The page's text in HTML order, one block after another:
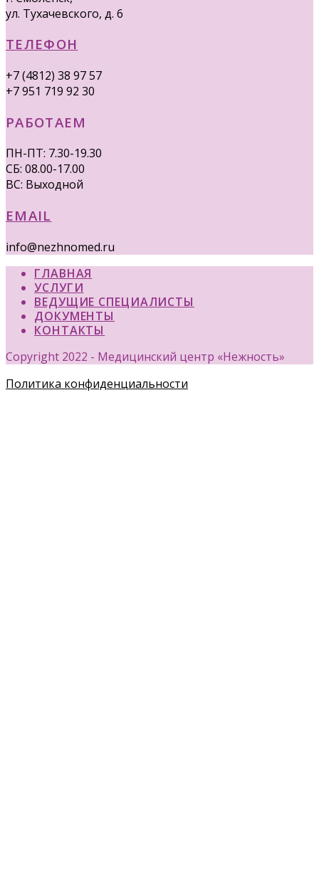
ул. Тухачевского, д. 6
ТЕЛЕФОН
+7 (4812) 38 97 57
+7 951 719 92 30
РАБОТАЕМ
ПН-ПТ: 7.30-19.30
СБ: 08.00-17.00
ВС: Выходной
EMAIL
info@nezhnomed.ru
ГЛАВНАЯ
УСЛУГИ
ВЕДУЩИЕ СПЕЦИАЛИСТЫ
ДОКУМЕНТЫ
КОНТАКТЫ
Copyright 2022 - Медицинский центр «Нежность»
Политика конфиденциальности